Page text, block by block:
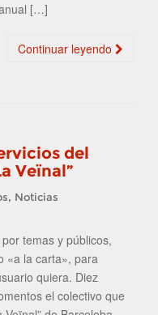
[…]
Continuar leyendo
del
Veïnal”
, Noticias
temas y públicos,
«a la carta», para
quiera. Diez
el colectivo que